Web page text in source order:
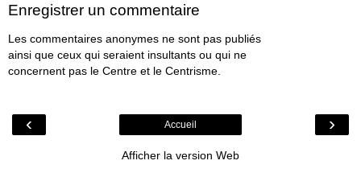
Enregistrer un commentaire
Les commentaires anonymes ne sont pas publiés
ainsi que ceux qui seraient insultants ou qui ne
concernent pas le Centre et le Centrisme.
‹ ›
Accueil
Afficher la version Web